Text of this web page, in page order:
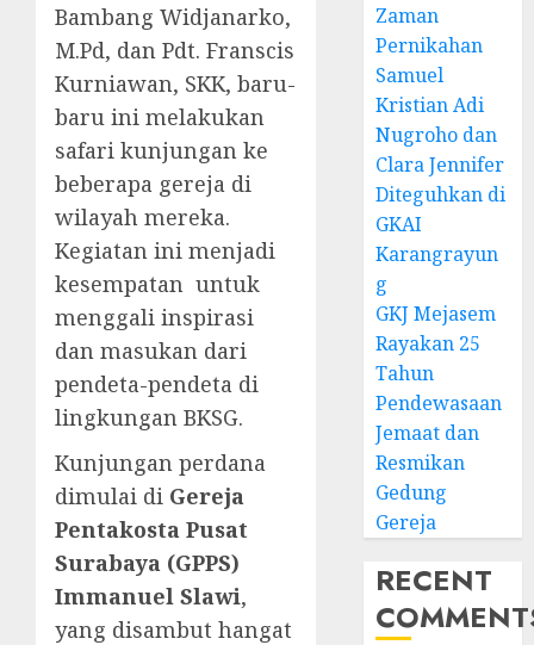
Bambang Widjanarko,
M.Pd, dan Pdt. Franscis
Kurniawan, SKK, baru-
baru ini melakukan
safari kunjungan ke
beberapa gereja di
wilayah mereka.
Kegiatan ini menjadi
kesempatan untuk
menggali inspirasi
dan masukan dari
pendeta-pendeta di
lingkungan BKSG.
Kunjungan perdana
dimulai di Gereja
Pentakosta Pusat
Surabaya (GPPS)
Immanuel Slawi,
yang disambut hangat
Zaman
Pernikahan
Samuel
Kristian Adi
Nugroho dan
Clara Jennifer
Diteguhkan di
GKAI
Karangrayun
g
GKJ Mejasem
Rayakan 25
Tahun
Pendewasaan
Jemaat dan
Resmikan
Gedung
Gereja
RECENT